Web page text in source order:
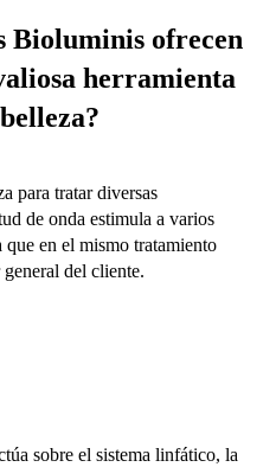
Bioluminis ofrecen
herramienta
para tratar diversas
de onda estimula a varios
en el mismo tratamiento
del cliente.
sobre el sistema linfático, la